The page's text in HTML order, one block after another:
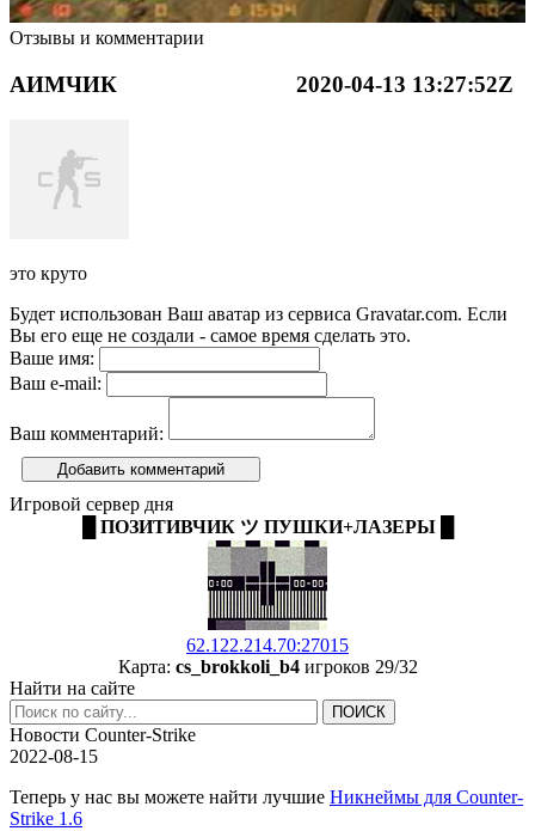
Отзывы и комментарии
АИМЧИК 2020-04-13 13:27:52Z
это круто
Будет использован Ваш аватар из сервиса Gravatar.com. Если
Вы его еще не создали - самое время сделать это.
Ваше имя:
Ваш e-mail:
Ваш комментарий:
Добавить комментарий
Игровой сервер дня
█ ПОЗИТИВЧИК ツ ПУШКИ+ЛАЗЕРЫ █
62.122.214.70:27015
Карта: cs_brokkoli_b4игроков 29/32
Найти на сайте
Новости Counter-Strike
2022-08-15
Теперь у нас вы можете найти лучшие Никнеймы для Counter-
Strike 1.6